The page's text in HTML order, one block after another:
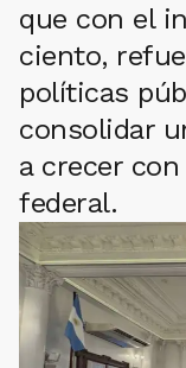
que con el
ciento,
políticas
consolidar
a crecer
federal.